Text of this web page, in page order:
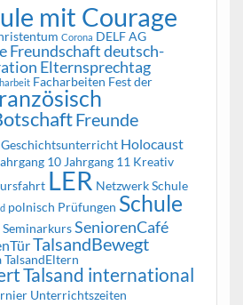
mit Courage
Corona DELF AG
Freundschaftdeutsch-
Elternsprechtag
Facharbeiten Fest der
Freunde
Geschichtsunterricht Holocaust
10 Jahrgang 11 Kreativ
LER Netzwerk Schule
polnisch Prüfungen Schule
SeminarkursSeniorenCafé
TalsandBewegt
TalsandEltern
Talsand international
Unterrichtszeiten